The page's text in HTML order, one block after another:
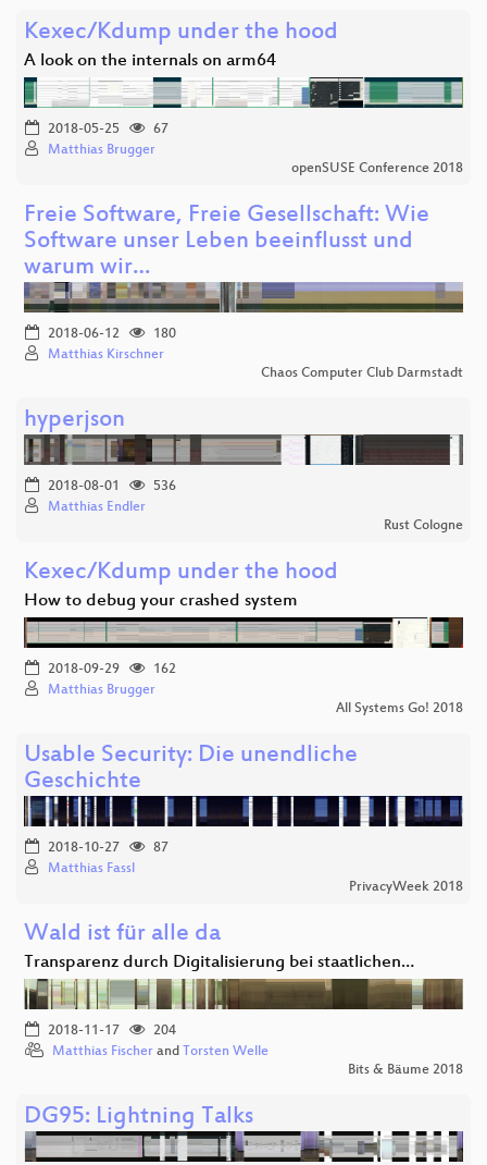
Kexec/Kdump under the hood
A look on the internals on arm64
2018-05-25
67
Matthias Brugger
openSUSE Conference 2018
Freie Software, Freie Gesellschaft: Wie
Software unser Leben beeinflusst und
warum wir…
2018-06-12
180
Matthias Kirschner
Chaos Computer Club Darmstadt
hyperjson
2018-08-01
536
Matthias Endler
Rust Cologne
Kexec/Kdump under the hood
How to debug your crashed system
2018-09-29
162
Matthias Brugger
All Systems Go! 2018
Usable Security: Die unendliche
Geschichte
2018-10-27
87
Matthias Fassl
PrivacyWeek 2018
Wald ist für alle da
Transparenz durch Digitalisierung bei staatlichen…
2018-11-17
204
Matthias Fischer and Torsten Welle
Bits & Bäume 2018
DG95: Lightning Talks